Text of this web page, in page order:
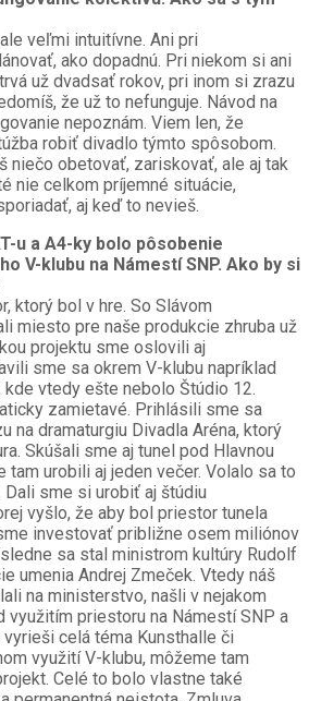
veľmi intuitívne. Ani pri
ako dopadnú. Pri niekom si ani
už dvadsať rokov, pri inom si zrazu
že už to nefunguje. Návod na
nepoznám. Viem len, že
robiť divadlo týmto spôsobom.
niečo obetovať, zariskovať, ale aj tak
nie celkom príjemné situácie,
aj keď to nevieš.
u a A4-ky bolo pôsobenie
V-klubu na Námestí SNP. Ako by si
ktorý bol v hre. So Slávom
miesto pre naše produkcie zhruba už
projektu sme oslovili aj
sme sa okrem V-klubu napríklad
vtedy ešte nebolo Štúdio 12.
zamietavé. Prihlásili sme sa
na dramaturgiu Divadla Aréna, ktorý
Skúšali sme aj tunel pod Hlavnou
tam urobili aj jeden večer. Volalo sa to
Dali sme si urobiť aj štúdiu
vyšlo, že aby bol priestor tunela
investovať približne osem miliónov
sa stal ministrom kultúry Rudolf
umenia Andrej Zmeček. Vtedy náš
na ministerstvo, našli v nejakom
využitím priestoru na Námestí SNP a
celá téma Kunsthalle či
využití V-klubu, môžeme tam
Celé to bolo vlastne také